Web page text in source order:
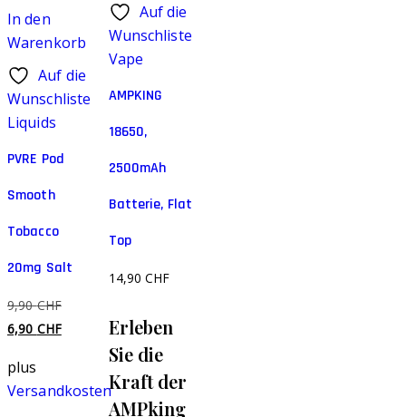
In den
Warenkorb
Auf die
Wunschliste
Liquids
PVRE Pod
Smooth
Tobacco
20mg Salt
9,90CHFUrsprünglicher
Preis
9,90 CHF
6,90 CHFAktueller
6,90 CHF.
plus
Versandkosten
Auf die
Wunschliste
Vape
AMPKING
18650,
2500mAh
Batterie, Flat
Top
14,90CHF
Erleben
Sie die
Kraft der
AMPking